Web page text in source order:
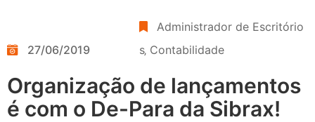
27/06/2019
Administrador de Escritório
s‚ Contabilidade
Organização de lançamentos
é com o De-Para da Sibrax!